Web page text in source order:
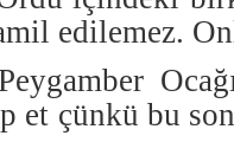
edilemez.
et çünkü bu